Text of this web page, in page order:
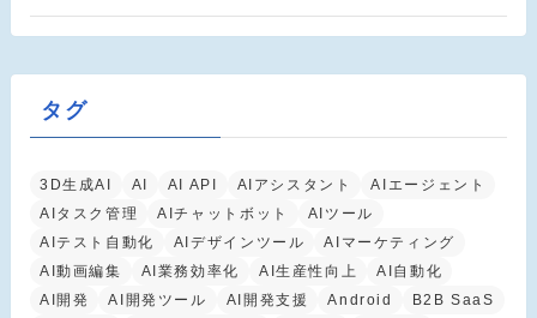
タグ
3D生成AI AI AI API AIアシスタント
AIエージェント
AIタスク管理
AIチャットボット
AIツール
AIテスト自動化
AIデザインツール
AIマーケティング
AI動画編集
AI業務効率化 AI生産性向上
AI自動化
AI開発
AI開発ツール AI開発支援 Android
B2B SaaS